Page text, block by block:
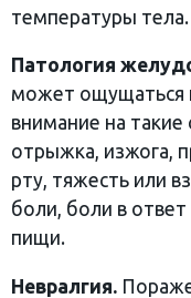
температуры тела.
Патология
может ощущаться
внимание на
отрыжка, изжога,
рту, тяжесть или
боли, боли в
пищи.
Невралгия.